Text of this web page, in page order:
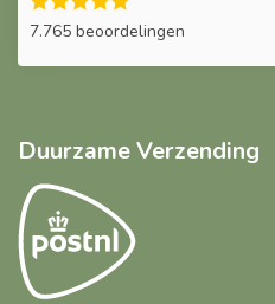
7.765 beoordelingen
Duurzame Verzending